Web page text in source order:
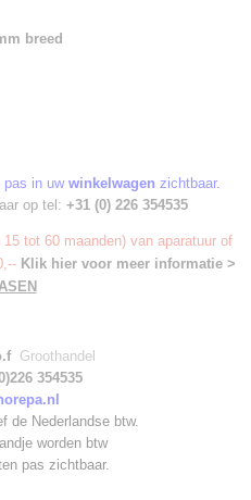
breed
pas in uw winkelwagen zichtbaar.
op tel: +31 (0) 226 354535
tot 60 maanden) van aparatuur of
Klik hier voor meer informatie >
Groothandel
354535
de Nederlandse btw.
worden btw
pas zichtbaar.